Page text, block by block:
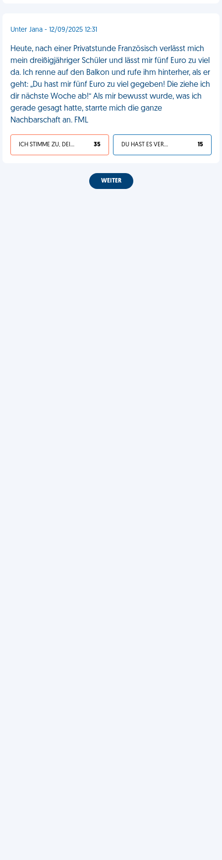
Unter Jana - 12/09/2025 12:31
Heute, nach einer Privatstunde Französisch verlässt mich
mein dreißigjähriger Schüler und lässt mir fünf Euro zu viel
da. Ich renne auf den Balkon und rufe ihm hinterher, als er
geht: „Du hast mir fünf Euro zu viel gegeben! Die ziehe ich
dir nächste Woche ab!“ Als mir bewusst wurde, was ich
gerade gesagt hatte, starrte mich die ganze
Nachbarschaft an. FML
ICH STIMME ZU, DEIN LEBEN IST SCHEISSE 35 DU HAST ES VERDIENT 15
WEITER